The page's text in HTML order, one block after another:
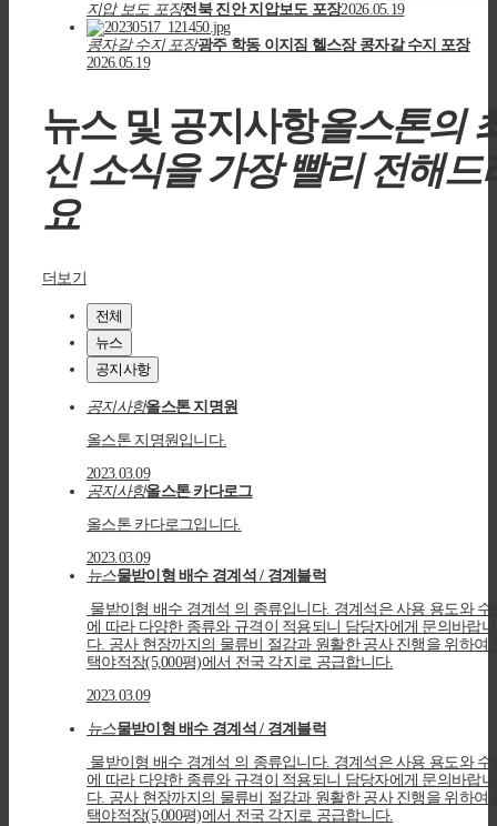
지압 보도 포장전북 진안 지압보도 포장2026.05.19
콩자갈 수지 포장광주 학동 이지짐 헬스장 콩자갈 수지 포장
2026.05.19
뉴스 및 공지사항올스톤의
신 소식을 가장 빨리 전해드
요
더보기
전체
뉴스
공지사항
공지사항올스톤 지명원
올스톤 지명원입니다.
2023.03.09
공지사항올스톤 카다로그
올스톤 카다로그입니다.
2023.03.09
뉴스물받이형 배수 경계석 / 경계블럭
물받이형 배수 경계석 의 종류입니다. 경계석은 사용 용도와 수
에 따라 다양한 종류와 규격이 적용되니 담당자에게 문의바랍니
다. 공사 현장까지의 물류비 절감과 원활한 공사 진행을 위하여
택야적장(5,000평)에서 전국 각지로 공급합니다.
2023.03.09
뉴스물받이형 배수 경계석 / 경계블럭
물받이형 배수 경계석 의 종류입니다. 경계석은 사용 용도와 수
에 따라 다양한 종류와 규격이 적용되니 담당자에게 문의바랍니
다. 공사 현장까지의 물류비 절감과 원활한 공사 진행을 위하여
택야적장(5,000평)에서 전국 각지로 공급합니다.